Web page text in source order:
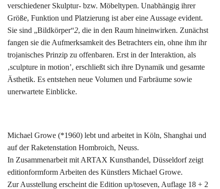
verschiedener Skulptur- bzw. Möbeltypen. Unabhängig ihrer
Größe, Funktion und Platzierung ist aber eine Aussage evident.
Sie sind „Bildkörper“2, die in den Raum hineinwirken. Zunächst
fangen sie die Aufmerksamkeit des Betrachters ein, ohne ihm ihr
trojanisches Prinzip zu offenbaren. Erst in der Interaktion, als
‚sculpture in motion’, erschließt sich ihre Dynamik und gesamte
Ästhetik. Es entstehen neue Volumen und Farbräume sowie
unerwartete Einblicke.
Michael Growe (*1960) lebt und arbeitet in Köln, Shanghai und
auf der Raketenstation Hombroich, Neuss.
In Zusammenarbeit mit ARTAX Kunsthandel, Düsseldorf zeigt
editionformform Arbeiten des Künstlers Michael Growe.
Zur Ausstellung erscheint die Edition up/toseven, Auflage 18 + 2